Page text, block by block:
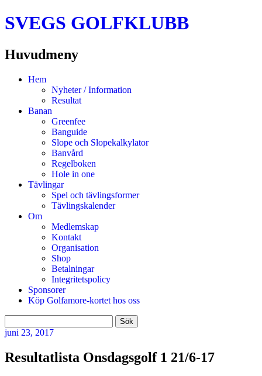
SVEGS GOLFKLUBB
Huvudmeny
HoppaHem
Nyheter / Information
Resultat
Banan
Greenfee
Banguide
Slope och Slopekalkylator
Banvård
Regelboken
Hole in one
Tävlingar
Spel och tävlingsformer
Tävlingskalender
Om
Medlemskap
Kontakt
Organisation
Shop
Betalningar
Integritetspolicy
Sponsorer
Köp Golfamore-kortet hos oss
efter:
juni 23, 2017
Resultatlista Onsdagsgolf 1 21/6-17